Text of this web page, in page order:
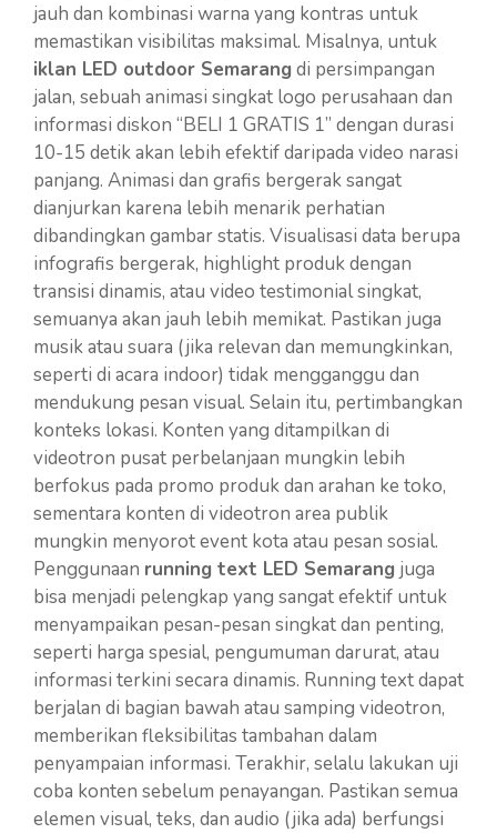
jauh dan kombinasi warna yang kontras untuk
memastikan visibilitas maksimal. Misalnya, untuk
iklan LED outdoor Semarang di persimpangan
jalan, sebuah animasi singkat logo perusahaan dan
informasi diskon “BELI 1 GRATIS 1” dengan durasi
10-15 detik akan lebih efektif daripada video narasi
panjang. Animasi dan grafis bergerak sangat
dianjurkan karena lebih menarik perhatian
dibandingkan gambar statis. Visualisasi data berupa
infografis bergerak, highlight produk dengan
transisi dinamis, atau video testimonial singkat,
semuanya akan jauh lebih memikat. Pastikan juga
musik atau suara (jika relevan dan memungkinkan,
seperti di acara indoor) tidak mengganggu dan
mendukung pesan visual. Selain itu, pertimbangkan
konteks lokasi. Konten yang ditampilkan di
videotron pusat perbelanjaan mungkin lebih
berfokus pada promo produk dan arahan ke toko,
sementara konten di videotron area publik
mungkin menyorot event kota atau pesan sosial.
Penggunaan running text LED Semarang juga
bisa menjadi pelengkap yang sangat efektif untuk
menyampaikan pesan-pesan singkat dan penting,
seperti harga spesial, pengumuman darurat, atau
informasi terkini secara dinamis. Running text dapat
berjalan di bagian bawah atau samping videotron,
memberikan fleksibilitas tambahan dalam
penyampaian informasi. Terakhir, selalu lakukan uji
coba konten sebelum penayangan. Pastikan semua
elemen visual, teks, dan audio (jika ada) berfungsi